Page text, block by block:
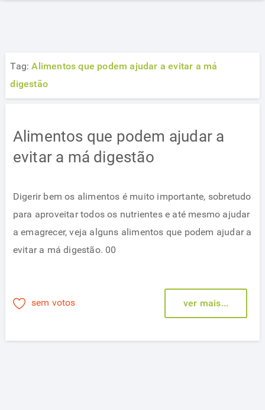
Tag:Alimentos que podem ajudar a evitar a má
digestão
Alimentos que podem ajudar a
evitar a má digestão
Digerir bem os alimentos é muito importante, sobretudo
para aproveitar todos os nutrientes e até mesmo ajudar
a emagrecer, veja alguns alimentos que podem ajudar a
evitar a má digestão. 00
sem votos ver mais...